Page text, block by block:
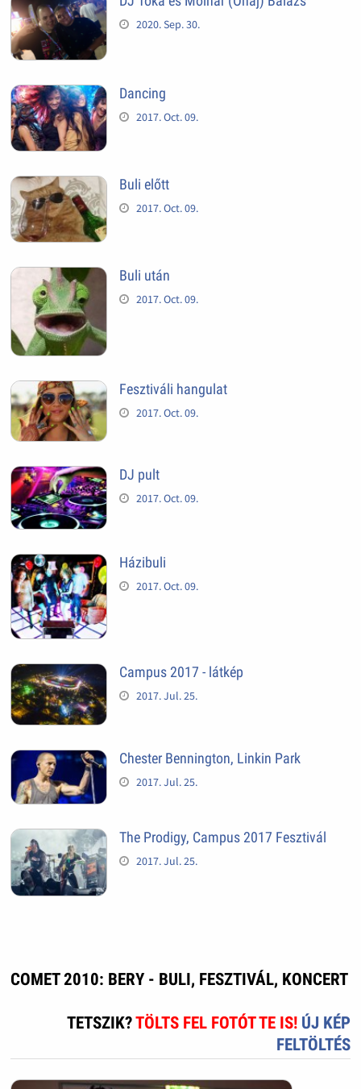
2020. Sep. 30.
Dancing
2017. Oct. 09.
Buli előtt
2017. Oct. 09.
Buli után
2017. Oct. 09.
Fesztiváli hangulat
2017. Oct. 09.
DJ pult
2017. Oct. 09.
Házibuli
2017. Oct. 09.
Campus 2017 - látkép
2017. Jul. 25.
Chester Bennington, Linkin Park
2017. Jul. 25.
The Prodigy, Campus 2017 Fesztivál
2017. Jul. 25.
COMET 2010: BERY - BULI, FESZTIVÁL, KONCERT
TETSZIK?TÖLTS FEL FOTÓT TE IS! ÚJ KÉP
FELTÖLTÉS